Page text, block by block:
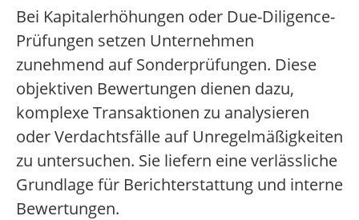
Bei Kapitalerhöhungen oder Due-Diligence-
Prüfungen setzen Unternehmen
zunehmend auf Sonderprüfungen. Diese
objektiven Bewertungen dienen dazu,
komplexe Transaktionen zu analysieren
oder Verdachtsfälle auf Unregelmäßigkeiten
zu untersuchen. Sie liefern eine verlässliche
Grundlage für Berichterstattung und interne
Bewertungen.